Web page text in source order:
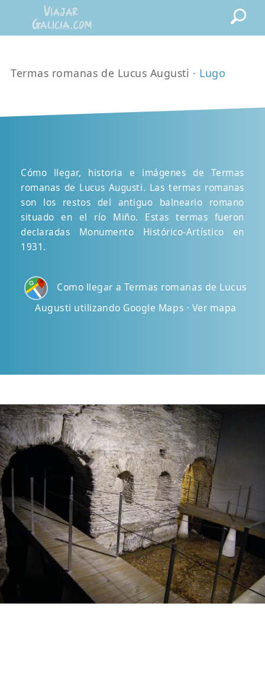
Termas romanas de Lucus Augusti · Lugo
Cómo llegar, historia e imágenes de Termas
romanas de Lucus Augusti. Las termas romanas
son los restos del antiguo balneario romano
situado en el río Miño. Estas termas fueron
declaradas Monumento Histórico-Artístico en
1931.
Como llegar a Termas romanas de Lucus
Augusti utilizando Google Maps · Ver mapa